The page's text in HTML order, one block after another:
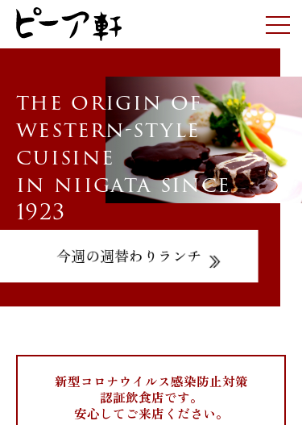
お知らせ
ご宴会プラン
グルメコース
お弁当･テイクアウト
お取り寄せ
the origin of
western-style
cuisine
in niigata since
1923
今週の週替わりランチ
新型コロナウイルス感染防止対策
認証飲食店です。
安心してご来店ください。